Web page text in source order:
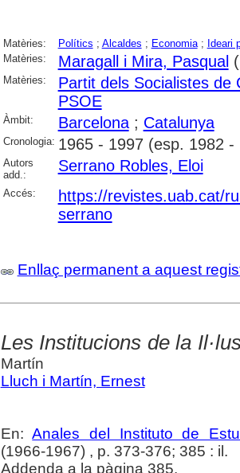
Matèries: Polítics ; Alcaldes ; Economia; Ideari
Matèries:
Maragall i Mira, Pasqual
Matèries:
Partit dels Socialistes de
PSOE
Àmbit: Barcelona; Catalunya
Cronologia: 1965 - 1997 (esp. 1982 -
Autors
add.:
Serrano Robles, Eloi
Accés:
https://revistes.uab.cat/
serrano
Enllaç permanent a aquest
Les Institucions de la
Martín
Lluch i Martín, Ernest
En:Anales del Instituto de
(1966-1967) , p. 373-376; 385 : il.
Addenda a la pàgina 385.